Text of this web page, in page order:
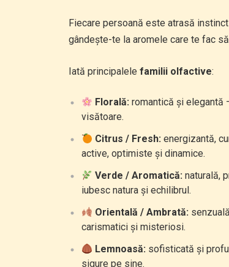
Fiecare persoană este atrasă
gândește-te la aromele care te fac
Iată principalele familii olfactive:
Florală: romantică și elegantă
visătoare.
Citrus / Fresh: energizantă,
active, optimiste și dinamice.
Verde / Aromatică: naturală,
iubesc natura și echilibrul.
Orientală / Ambrată:
carismatici și misteriosi.
Lemnoasă: sofisticată și
sigure pe sine.